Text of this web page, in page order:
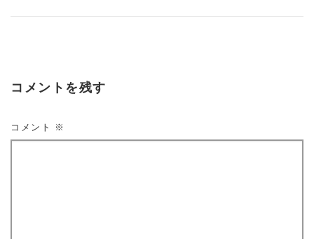
コメントを残す
コメント ※